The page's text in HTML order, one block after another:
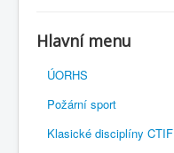
SH ČMS
Hlavní menu
ÚORHS
Požární sport
Klasické disciplíny CTIF